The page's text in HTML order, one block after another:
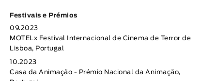
Festivais e Prémios
09.2023
MOTELx Festival Internacional de Cinema de Terror de
Lisboa, Portugal
10.2023
Casa da Animação - Prémio Nacional da Animação,